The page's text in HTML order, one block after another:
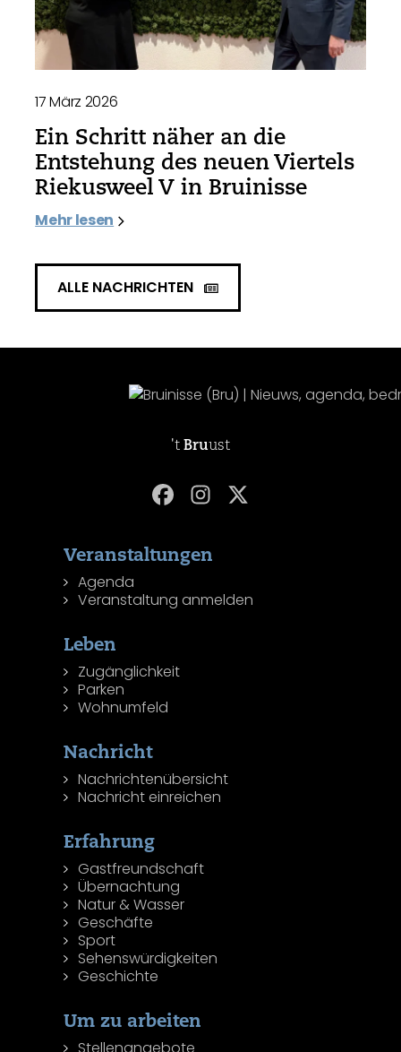
17 März 2026
Ein Schritt näher an die
Entstehung des neuen Viertels
Riekusweel V in Bruinisse
Mehr lesen
ALLE NACHRICHTEN
't Bruust
Veranstaltungen
Agenda
Veranstaltung anmelden
Leben
Zugänglichkeit
Parken
Wohnumfeld
Nachricht
Nachrichtenübersicht
Nachricht einreichen
Erfahrung
Gastfreundschaft
Übernachtung
Natur & Wasser
Geschäfte
Sport
Sehenswürdigkeiten
Geschichte
Um zu arbeiten
Stellenangebote